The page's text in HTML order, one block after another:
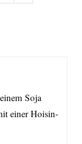
Soja
einer Hoisin-